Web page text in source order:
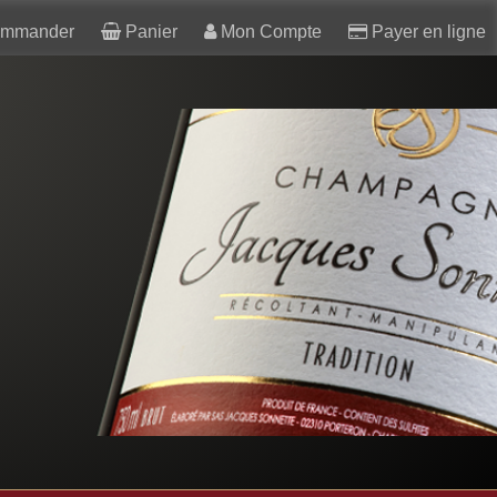
Panier Mon Compte Payer en ligne